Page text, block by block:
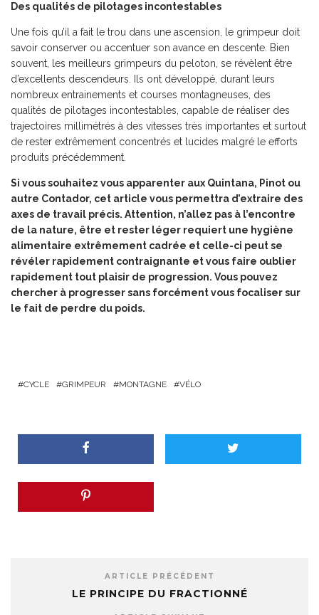
Des qualités de pilotages incontestables
Une fois qu’il a fait le trou dans une ascension, le grimpeur doit
savoir conserver ou accentuer son avance en descente. Bien
souvent, les meilleurs grimpeurs du peloton, se révèlent être
d’excellents descendeurs. Ils ont développé, durant leurs
nombreux entrainements et courses montagneuses, des
qualités de pilotages incontestables, capable de réaliser des
trajectoires millimétrés à des vitesses très importantes et surtout
de rester extrêmement concentrés et lucides malgré le efforts
produits précédemment.
Si vous souhaitez vous apparenter aux Quintana, Pinot ou
autre Contador, cet article vous permettra d’extraire des
axes de travail précis. Attention, n’allez pas à l’encontre
de la nature, être et rester léger requiert une hygiène
alimentaire extrêmement cadrée et celle-ci peut se
révéler rapidement contraignante et vous faire oublier
rapidement tout plaisir de progression. Vous pouvez
chercher à progresser sans forcément vous focaliser sur
le fait de perdre du poids.
CYCLE GRIMPEUR MONTAGNE VÉLO
ARTICLE PRÉCÉDENT
LE PRINCIPE DU FRACTIONNÉ